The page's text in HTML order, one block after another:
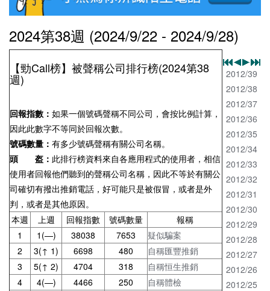
2024第38週 (2024/9/22 - 2024/9/28)
【勁Call榜】被聲稱公司排行榜(2024第38
週)
回報指數： 如果一個號碼聲稱不同公司，會按比例計算，
因此此數字不等同於回報次數。
號碼數量： 有多少號碼聲稱有關公司名稱。
頭 盔： 此排行榜資料來自各應用程式的使用者，相信
使用者回報他們聽到的聲稱公司名稱，因此不等於有關公
司確切有撥出推銷電話，好可能只是被假冒，或者是外
判，或者是其他原因。
本週
上週 回報指數 號碼數量
報稱
1
1(—) 38038 7653
疑似騙案
2
3(↑ 1) 6698 480
自稱匯豐推銷
3
5(↑ 2) 4704 318
自稱恒生推銷
4
4(—) 4466 250
自稱體檢
2012/39
2012/38
2012/37
2012/36
2012/35
2012/34
2012/33
2012/32
2012/31
2012/30
2012/29
2012/28
2012/27
2012/26
2012/25